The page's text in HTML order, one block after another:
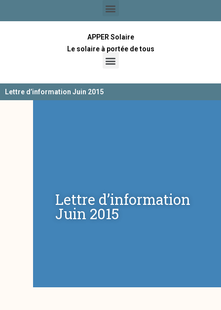
APPER Solaire
Le solaire à portée de tous
Lettre d’information Juin 2015
Lettre d’information
Juin 2015